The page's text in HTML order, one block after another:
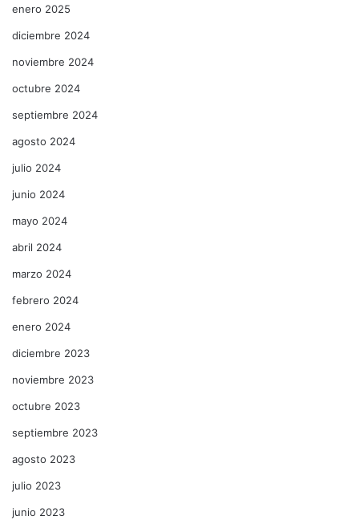
enero 2025
diciembre 2024
noviembre 2024
octubre 2024
septiembre 2024
agosto 2024
julio 2024
junio 2024
mayo 2024
abril 2024
marzo 2024
febrero 2024
enero 2024
diciembre 2023
noviembre 2023
octubre 2023
septiembre 2023
agosto 2023
julio 2023
junio 2023